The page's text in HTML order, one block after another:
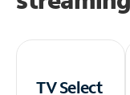
TV Select